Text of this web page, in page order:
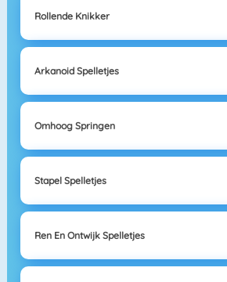
Rollende Knikker
Arkanoid Spelletjes
Omhoog Springen
Stapel Spelletjes
Ren En Ontwijk Spelletjes